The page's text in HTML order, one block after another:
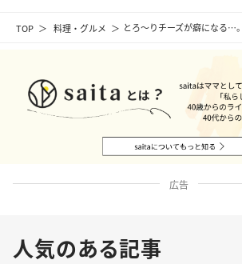
TOP 料理・グルメ とろ～りチーズが癖になる…
広告
人気のある記事